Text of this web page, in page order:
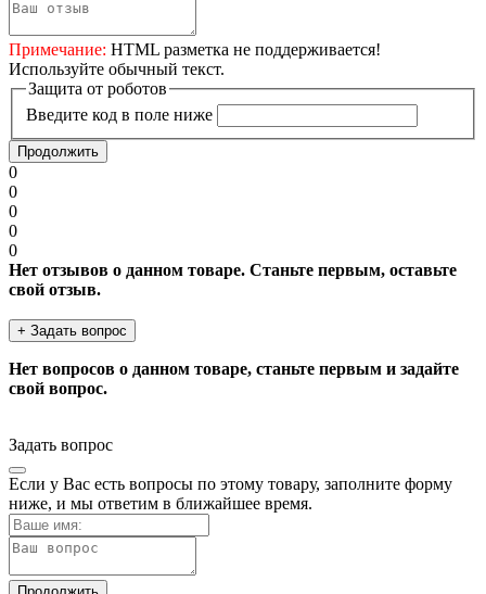
Примечание: HTML разметка не поддерживается!
Используйте обычный текст.
Защита от роботов
Введите код в поле ниже
Продолжить
0
0
0
0
0
Нет отзывов о данном товаре. Станьте первым, оставьте
свой отзыв.
+ Задать вопрос
Нет вопросов о данном товаре, станьте первым и задайте
свой вопрос.
Задать вопрос
Если у Вас есть вопросы по этому товару, заполните форму
ниже, и мы ответим в ближайшее время.